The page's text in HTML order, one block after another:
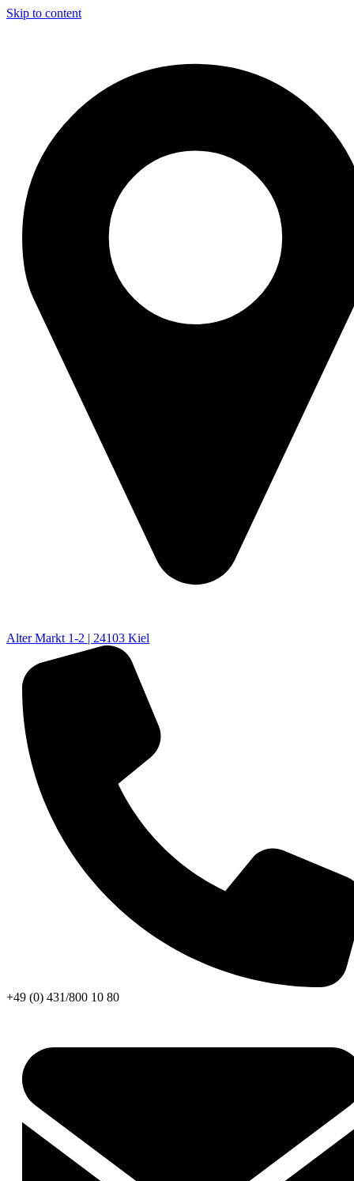
Skip to content
Alter Markt 1-2 | 24103 Kiel
+49 (0) 431/800 10 80